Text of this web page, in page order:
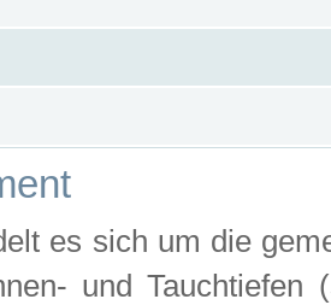
es sich um die
und Tauchtiefen